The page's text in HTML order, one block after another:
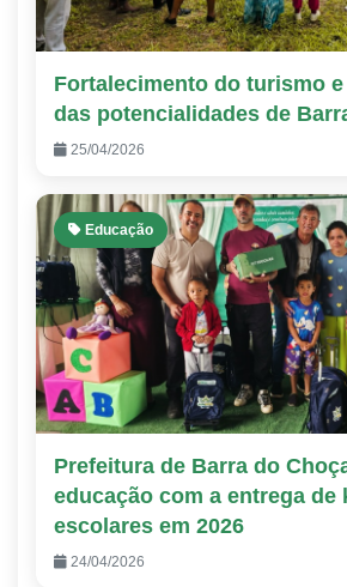
Fortalecimento do turismo
das potencialidades de
25/04/2026
Educação
Prefeitura de Barra do
educação com a entrega de
escolares em 2026
24/04/2026